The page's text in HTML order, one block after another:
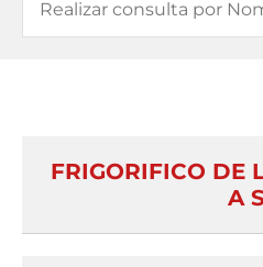
FRIGORIFICO DE
A